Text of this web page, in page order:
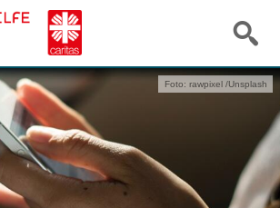
Foto: rawpixel /Unsplash